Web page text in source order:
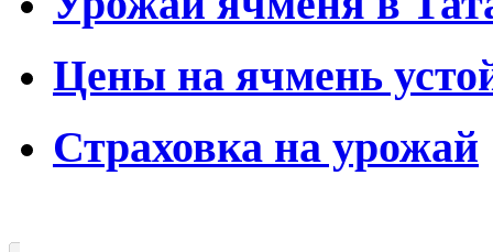
Цены на ячмень
Страховка на урожай